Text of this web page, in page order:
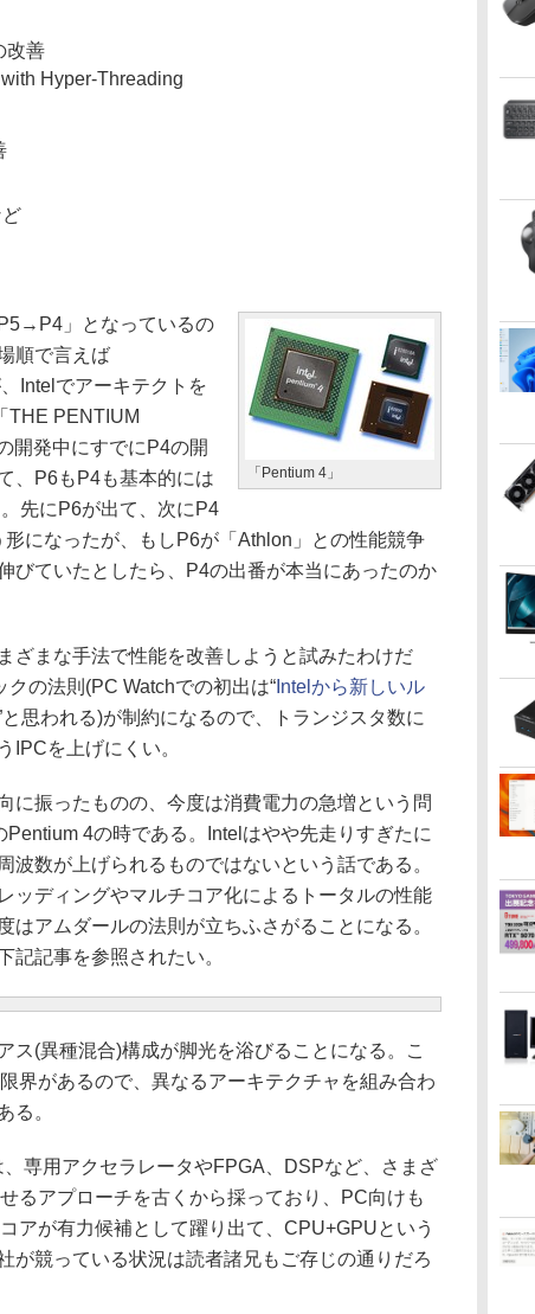
改善
Hyper-Threading
「Pentium 4」
」となっているの
順で言えば
Intelでアーキテクトを
THE PENTIUM
開発中にすでにP4の開
、P6もP4も基本的には
先にP6が出て、次にP4
になったが、もしP6が「Athlon」との性能競争
びていたとしたら、P4の出番が本当にあったのか
ざまな手法で性能を改善しようと試みたわけだ
の法則(PC Watchでの初出は“ Intelから新しいル
と思われる)が制約になるので、トランジスタ数に
IPCを上げにくい。
振ったものの、今度は消費電力の急増という問
4の時である。Intelはやや先走りすぎたに
波数が上げられるものではないという話である。
ッディングやマルチコア化によるトータルの性能
はアムダールの法則が立ちふさがることになる。
記記事を参照されたい。
(異種混合)構成が脚光を浴びることになる。こ
界があるので、異なるアーキテクチャを組み合わ
る。
専用アクセラレータやFPGA、DSPなど、さまざ
るアプローチを古くから採っており、PC向けも
アが有力候補として躍り出て、CPU+GPUという
が競っている状況は読者諸兄もご存じの通りだろ